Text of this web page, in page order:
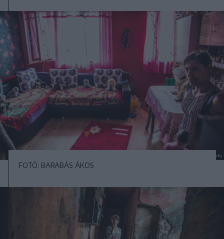
FOTÓ: BARABÁS ÁKOS